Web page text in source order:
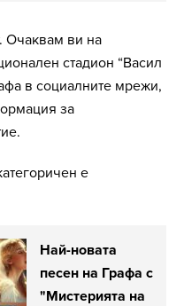
Очаквам ви на
стадион “Васил
в социалните мрежи,
за
е
Най-новата
песен на Графа с
"Мистерията на